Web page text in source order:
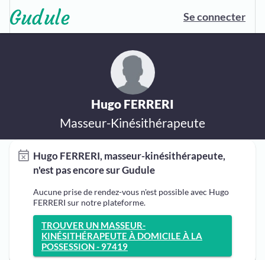
Se connecter
Hugo FERRERI
Masseur-Kinésithérapeute
Hugo FERRERI, masseur-kinésithérapeute,
n'est pas encore sur Gudule
Aucune prise de rendez-vous n'est possible avec Hugo
FERRERI sur notre plateforme.
TROUVER UN MASSEUR-
KINÉSITHÉRAPEUTE À DOMICILE À LA
POSSESSION - 97419